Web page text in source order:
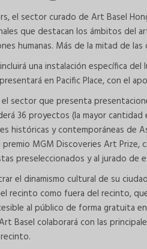
el sector curado de Art Basel
que destacan los ámbitos del
humanas. Más de la mitad de
una instalación específica
en Pacific Place, con el
sector que presenta
36 proyectos (la mayor
históricas y contemporáneas de
premio MGM Discoveries Art
preseleccionados y al jurado de
el dinamismo cultural de su
recinto como fuera del recinto,
al público de forma gratuita
Basel colaborará con las